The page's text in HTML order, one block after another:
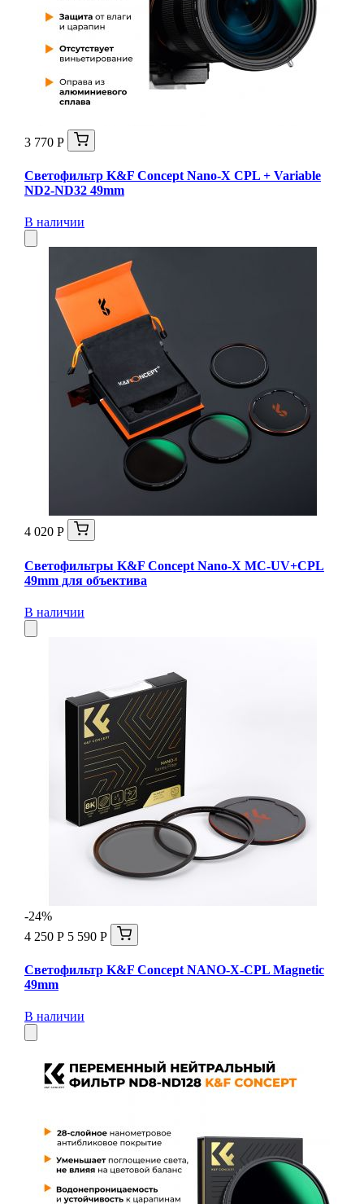
3 770 Р
Светофильтр K&F Concept Nano-X CPL + Variable
ND2-ND32 49mm
В наличии
4 020 Р
Светофильтры K&F Concept Nano-X MC-UV+CPL
49mm для объектива
В наличии
-24%
4 250 Р 5 590 Р
Светофильтр K&F Concept NANO-X-CPL Magnetic
49mm
В наличии